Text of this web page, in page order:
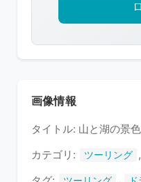
画像情報
タイトル: 山と湖の景
カテゴリ:
ツーリング ,